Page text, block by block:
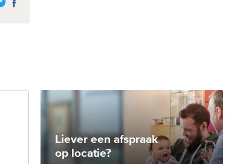
Liever een afspraak
op locatie?